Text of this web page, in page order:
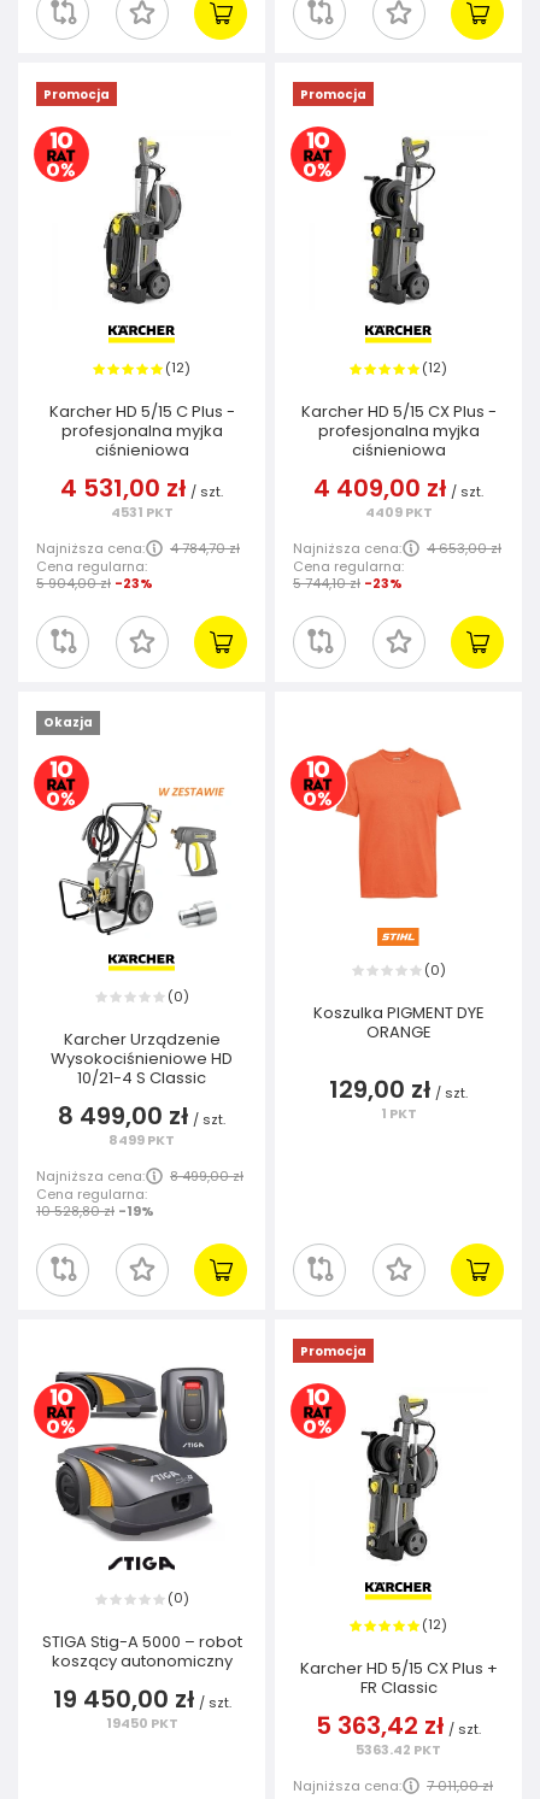
Promocja
(12)
Karcher HD 5/15 C Plus -
profesjonalna myjka
ciśnieniowa
4 531,00 zł / szt.
4531 PKT
Najniższa cena:
4 784,70 zł
Cena regularna:
5 904,00 zł -23%
Promocja
(12)
Karcher HD 5/15 CX Plus -
profesjonalna myjka
ciśnieniowa
4 409,00 zł / szt.
4409PKT
Najniższa cena:
4 653,00 zł
Cena regularna:
5 744,10 zł -23%
Okazja
(0)
Karcher Urządzenie
Wysokociśnieniowe HD
10/21-4 S Classic
8 499,00 zł / szt.
8499PKT
Najniższa cena:
8 499,00 zł
Cena regularna:
10 528,80 zł -19%
(0)
Koszulka PIGMENT DYE
ORANGE
129,00 zł / szt.
1 PKT
(0)
STIGA Stig-A 5000 – robot
koszący autonomiczny
19 450,00 zł / szt.
19450 PKT
Promocja
(12)
Karcher HD 5/15 CX Plus +
FR Classic
5 363,42 zł / szt.
5363.42 PKT
Najniższa cena:
7 011,00 zł